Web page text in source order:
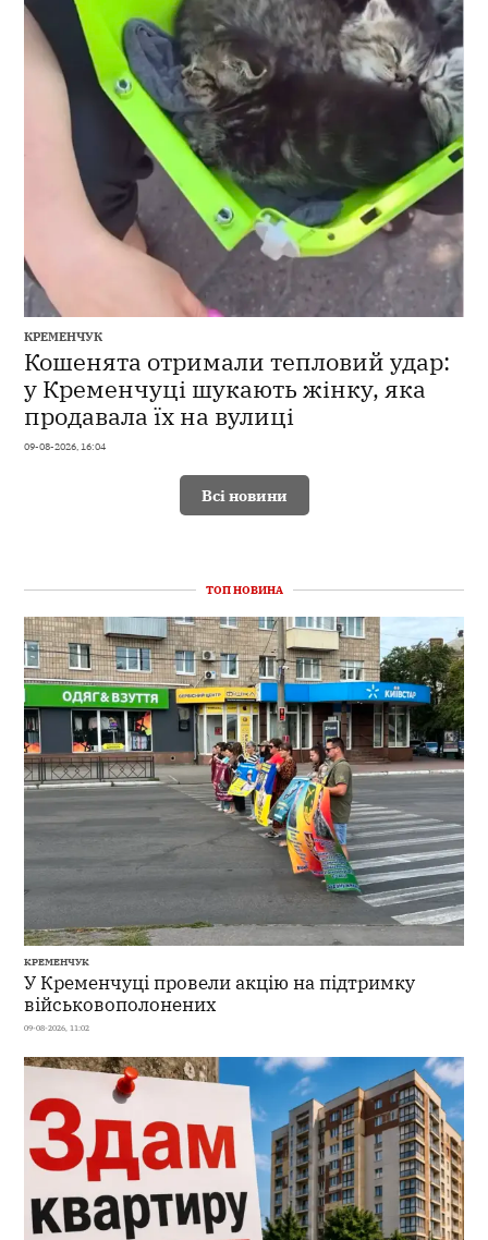
КРЕМЕНЧУК
Кошенята отримали тепловий удар:
у Кременчуці шукають жінку, яка
продавала їх на вулиці
09-08-2026, 16:04
Всі новини
ТОП НОВИНА
КРЕМЕНЧУК
У Кременчуці провели акцію на підтримку
військовополонених
09-08-2026, 11:02